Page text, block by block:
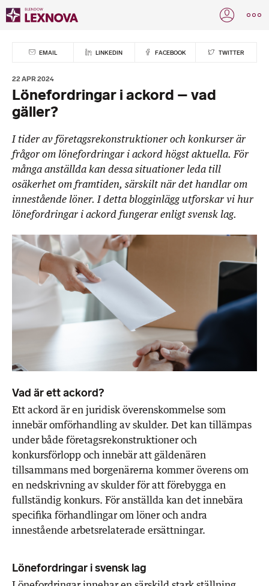
EMAIL LINKEDIN FACEBOOK TWITTER
22 APR 2024
Lönefordringar i ackord – vad
gäller?
I tider av företagsrekonstruktioner och konkurser är
frågor om lönefordringar i ackord högst aktuella. För
många anställda kan dessa situationer leda till
osäkerhet om framtiden, särskilt när det handlar om
innestående löner. I detta blogginlägg utforskar vi hur
lönefordringar i ackord fungerar enligt svensk lag.
Vad är ett ackord?
Ett ackord är en juridisk överenskommelse som
innebär omförhandling av skulder. Det kan tillämpas
under både företagsrekonstruktioner och
konkursförlopp och innebär att gäldenären
tillsammans med borgenärerna kommer överens om
en nedskrivning av skulder för att förebygga en
fullständig konkurs. För anställda kan det innebära
specifika förhandlingar om löner och andra
innestående arbetsrelaterade ersättningar.
Lönefordringar i svensk lag